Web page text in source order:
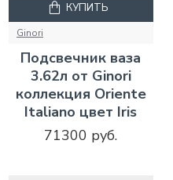
Ginori
Подсвечник ваза
3.62л от Ginori
коллекция Oriente
Italiano цвет Iris
71300 руб.
КУПИТЬ